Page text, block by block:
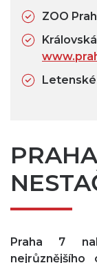
ZOO
Letenské
Praha 7
nejrůznějšího